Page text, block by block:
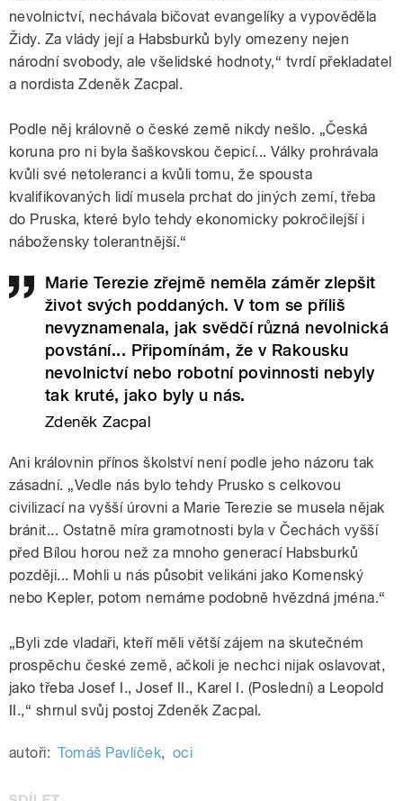
nevolnictví, nechávala bičovat evangelíky a vypověděla
Židy. Za vlády její a Habsburků byly omezeny nejen
národní svobody, ale všelidské hodnoty,“ tvrdí překladatel
a nordista Zdeněk Zacpal.
Podle něj královně o české země nikdy nešlo. „Česká
koruna pro ni byla šaškovskou čepicí... Války prohrávala
kvůli své netoleranci a kvůli tomu, že spousta
kvalifikovaných lidí musela prchat do jiných zemí, třeba
do Pruska, které bylo tehdy ekonomicky pokročilejší i
nábožensky tolerantnější.“
Marie Terezie zřejmě neměla záměr zlepšit
život svých poddaných. V tom se příliš
nevyznamenala, jak svědčí různá nevolnická
povstání... Připomínám, že v Rakousku
nevolnictví nebo robotní povinnosti nebyly
tak kruté, jako byly u nás.
Zdeněk Zacpal
Ani královnin přínos školství není podle jeho názoru tak
zásadní. „Vedle nás bylo tehdy Prusko s celkovou
civilizací na vyšší úrovni a Marie Terezie se musela nějak
bránit... Ostatně míra gramotnosti byla v Čechách vyšší
před Bílou horou než za mnoho generací Habsburků
později... Mohli u nás působit velikáni jako Komenský
nebo Kepler, potom nemáme podobně hvězdná jména.“
„Byli zde vladaři, kteří měli větší zájem na skutečném
prospěchu české země, ačkoli je nechci nijak oslavovat,
jako třeba Josef I., Josef II., Karel I. (Poslední) a Leopold
II.,“ shrnul svůj postoj Zdeněk Zacpal.
autoři: Tomáš Pavlíček, oci